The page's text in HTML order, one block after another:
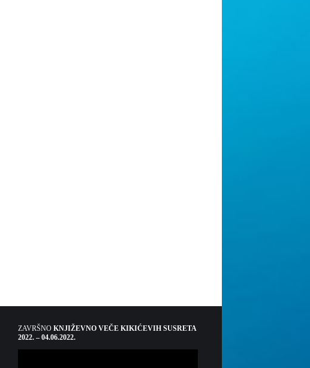
ZAVRŠNO KNJIŽEVNO VEČE KIKIĆEVIH SUSRETA
2022. – 04.06.2022.